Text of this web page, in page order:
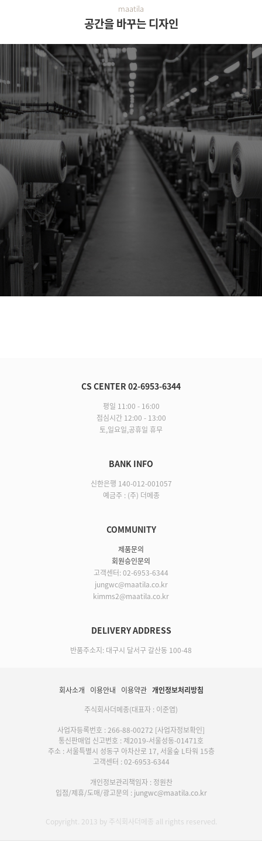
maatila
공간을 바꾸는 디자인
CS CENTER 02-6953-6344
평일 11:00 - 16:00
점심시간 12:00 - 13:00
토,일요일,공휴일 휴무
BANK INFO
신한은행 140-012-001057
예금주 : (주) 더메종
COMMUNITY
제품문의
회원승인문의
고객센터: 02-6953-6344
jungwc@maatila.co.kr
kimms2@maatila.co.kr
DELIVERY ADDRESS
반품주소지: 대구시 달서구 갈산동 100-48
회사소개 이용안내 이용약관 개인정보처리방침
주식회사더메종(대표자 : 이준엽)
사업자등록번호 : 266-88-00272 [사업자정보확인]
통신판매업 신고번호 : 제2019-서울성동-01471호
주소 : 서울특별시 성동구 아차산로 17, 서울숲 L타워 15층
고객센터 : 02-6953-6344
개인정보관리책임자 : 정원찬
입점/제휴/도매/광고문의 : jungwc@maatila.co.kr
Copyright. 2013 by 주식회사더메종 all rights reserved.